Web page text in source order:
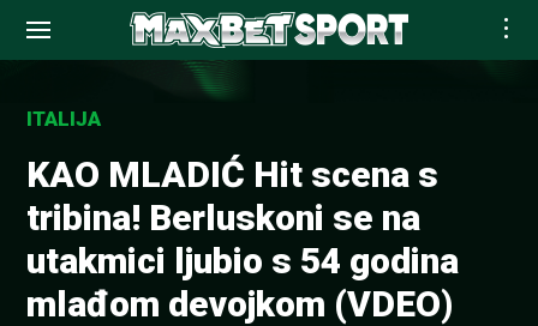
contentITALIJA
KAO MLADIĆ Hit scena s
tribina! Berluskoni se na
utakmici ljubio s 54 godina
mlađom devojkom (VDEO)